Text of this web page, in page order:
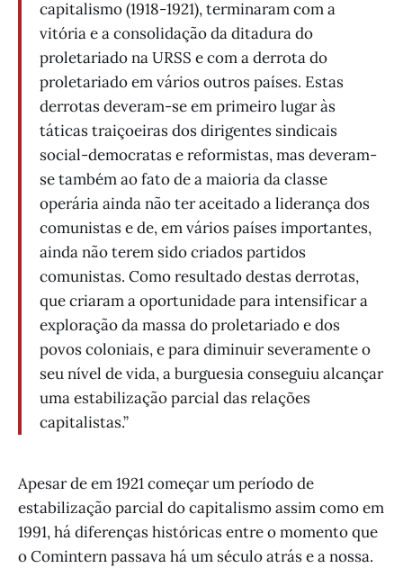
capitalismo (1918-1921), terminaram com a
vitória e a consolidação da ditadura do
proletariado na URSS e com a derrota do
proletariado em vários outros países. Estas
derrotas deveram-se em primeiro lugar às
táticas traiçoeiras dos dirigentes sindicais
social-democratas e reformistas, mas deveram-
se também ao fato de a maioria da classe
operária ainda não ter aceitado a liderança dos
comunistas e de, em vários países importantes,
ainda não terem sido criados partidos
comunistas. Como resultado destas derrotas,
que criaram a oportunidade para intensificar a
exploração da massa do proletariado e dos
povos coloniais, e para diminuir severamente o
seu nível de vida, a burguesia conseguiu alcançar
uma estabilização parcial das relações
capitalistas.”
Apesar de em 1921 começar um período de
estabilização parcial do capitalismo assim como em
1991, há diferenças históricas entre o momento que
o Comintern passava há um século atrás e a nossa.